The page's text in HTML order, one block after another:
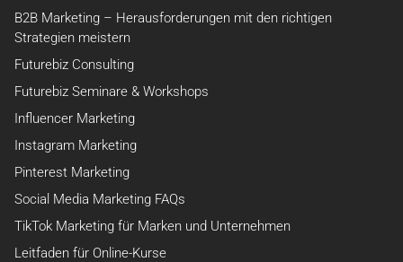
B2B Marketing – Herausforderungen mit den richtigen
Strategien meistern
Futurebiz Consulting
Futurebiz Seminare & Workshops
Influencer Marketing
Instagram Marketing
Pinterest Marketing
Social Media Marketing FAQs
TikTok Marketing für Marken und Unternehmen
Leitfaden für Online-Kurse